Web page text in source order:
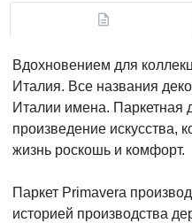
Вдохновением для
Италия. Все названия
Италии имена. Паркетная
произведение искусства,
жизнь роскошь и комфорт.
Паркет Primavera
историей производства